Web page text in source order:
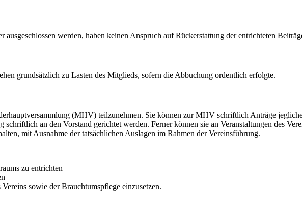
ausgeschlossen werden, haben keinen Anspruch auf Rückerstattung der entrichteten
grundsätzlich zu Lasten des Mitglieds, sofern die Abbuchung ordentlich erfolgte.
(MHV) teilzunehmen. Sie können zur MHV schriftlich Anträge
an den Vorstand gerichtet werden. Ferner können sie an Veranstaltungen des
mit Ausnahme der tatsächlichen Auslagen im Rahmen der Vereinsführung.
zu entrichten
sowie der Brauchtumspflege einzusetzen.